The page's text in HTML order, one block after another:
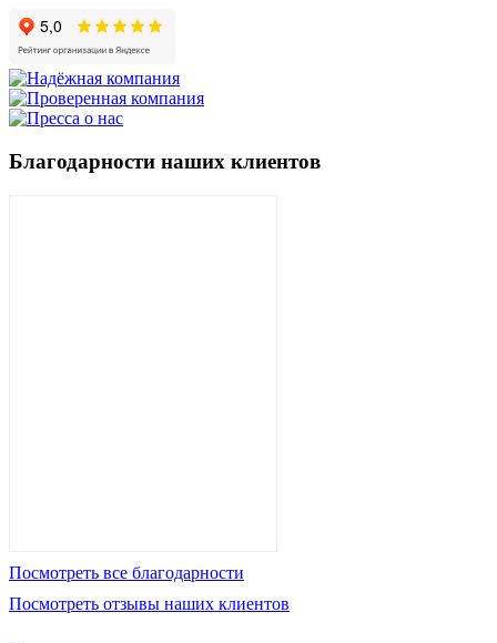
Благодарности наших клиентов
Посмотреть все благодарности
Посмотреть отзывы наших клиентов